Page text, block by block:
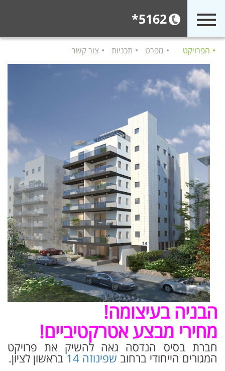
5162*
הפרויקט מפרט תכניות צור קשר
הבניה בעיצומה!
מחירי מבצע אטרקטיביים!
חברת בסיס הנדסה גאה להשיק את פרויקט
המגורים הייחודי ברחוב שפינוזה 14
בראשון לציון.